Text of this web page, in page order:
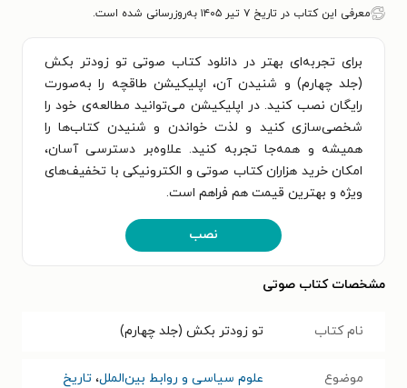
معرفی این کتاب در تاریخ ۷ تیر ۱۴۰۵ به‌روزرسانی شده است.
برای تجربه‌ای بهتر در دانلود کتاب صوتی تو زودتر بکش
(جلد چهارم) و شنیدن آن، اپلیکیشن طاقچه را به‌صورت
رایگان نصب کنید. در اپلیکیشن می‌توانید مطالعه‌ی خود را
شخصی‌سازی کنید و لذت خواندن و شنیدن کتاب‌ها را
همیشه و همه‌جا تجربه کنید. علاوه‌بر دسترسی آسان،
امکان خرید هزاران کتاب صوتی و الکترونیکی با تخفیف‌های
ویژه و بهترین قیمت هم فراهم است.
نصب
مشخصات کتاب صوتی
نام کتاب تو زودتر بکش (جلد چهارم)
موضوع علوم سیاسی و روابط بین‌الملل، تاریخ